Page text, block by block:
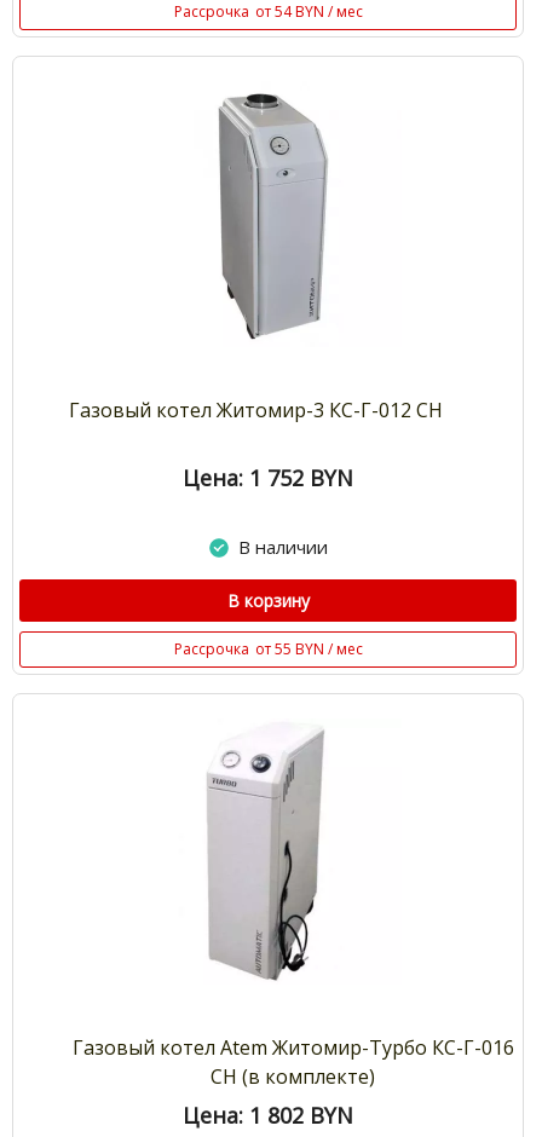
Рассрочка от 54 BYN / мес
Газовый котел Житомир-3 КС-Г-012 СН
Цена: 1 752 BYN
В наличии
В корзину
Рассрочка от 55 BYN / мес
Газовый котел Atem Житомир-Турбо КС-Г-016
СН (в комплекте)
Цена: 1 802 BYN